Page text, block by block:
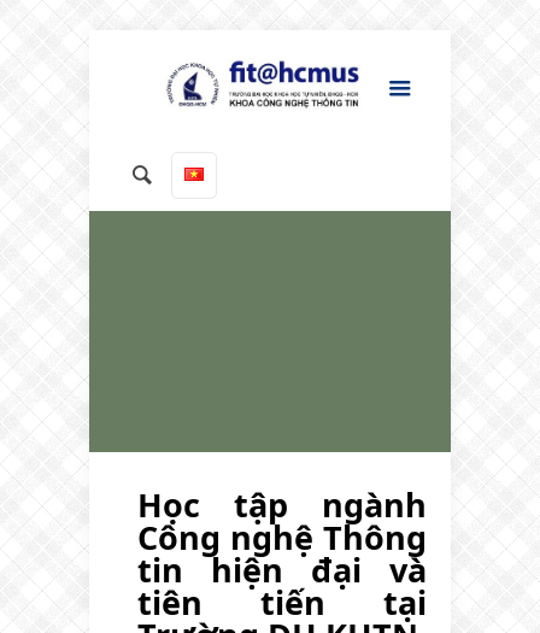
Học tập ngành
Công nghệ Thông
tin hiện đại và
tiên tiến tại